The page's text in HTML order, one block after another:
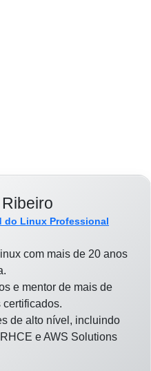
do Linux Professional
com mais de 20 anos
e mentor de mais de
certificados.
de alto nível, incluindo
e AWS Solutions